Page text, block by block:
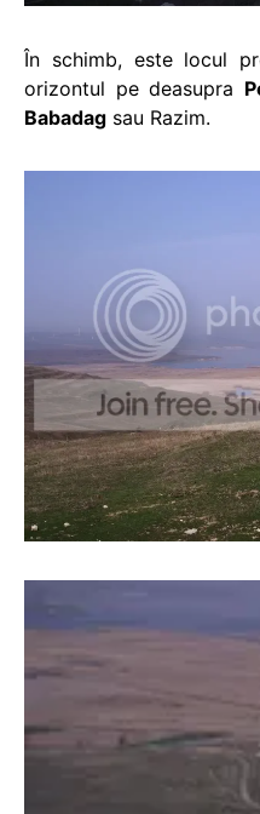
În schimb, este locul
orizontul pe deasupra
Babadag sau Razim.